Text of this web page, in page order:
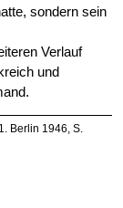
sondern sein
Verlauf
und
Berlin 1946, S.